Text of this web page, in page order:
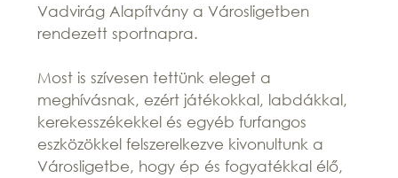
Vadvirág Alapítvány a Városligetben
rendezett sportnapra.
Most is szívesen tettünk eleget a
meghívásnak, ezért játékokkal, labdákkal,
kerekesszékekkel és egyéb furfangos
eszközökkel felszerelkezve kivonultunk a
Városligetbe, hogy ép és fogyatékkal élő,